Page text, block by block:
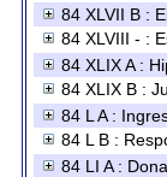
84 XLVII B :
84 XLVIII - :
84 XLIX A :
84 XLIX B :
84 L A :
84 L B :
84 LI A :